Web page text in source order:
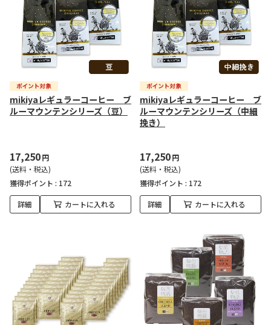
mikiyaレギュラーコーヒー ブ
ルーマウンテンシリーズ（豆）
17,250円
(送料・税込)
獲得ポイント : 172
詳細 カートに入れる
mikiyaレギュラーコーヒー ブ
ルーマウンテンシリーズ（中細
挽き）
17,250円
(送料・税込)
獲得ポイント : 172
詳細 カートに入れる